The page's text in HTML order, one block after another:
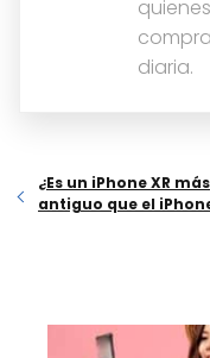
diaria.
¿Es un iPhone XR más
antiguo que el